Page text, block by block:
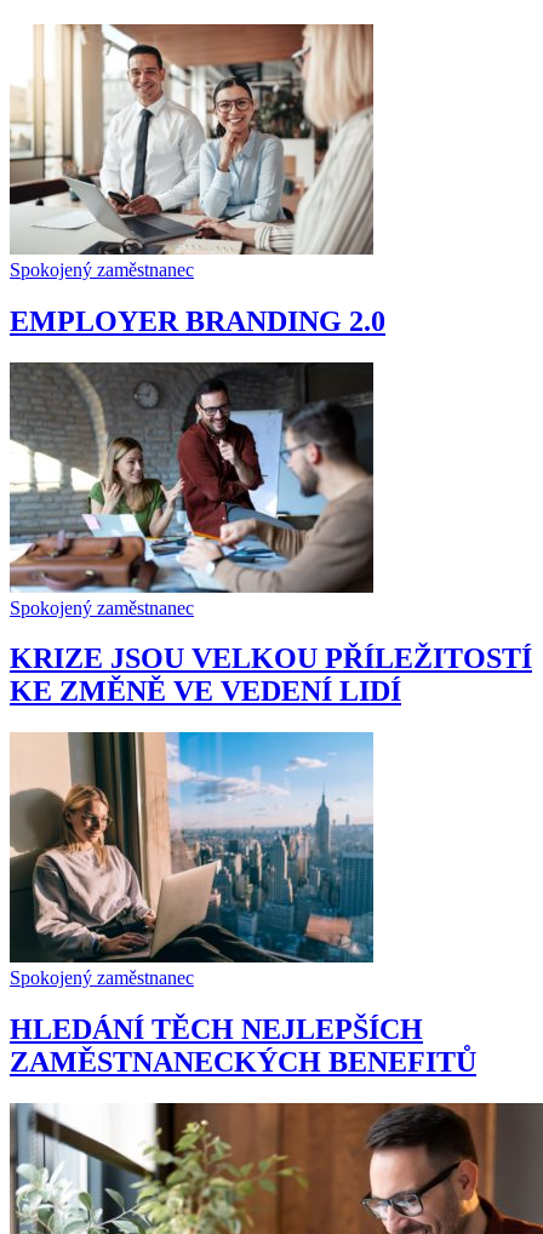
Spokojený zaměstnanec
EMPLOYER BRANDING 2.0
Spokojený zaměstnanec
KRIZE JSOU VELKOU PŘÍLEŽITOSTÍ
KE ZMĚNĚ VE VEDENÍ LIDÍ
Spokojený zaměstnanec
HLEDÁNÍ TĚCH NEJLEPŠÍCH
ZAMĚSTNANECKÝCH BENEFITŮ